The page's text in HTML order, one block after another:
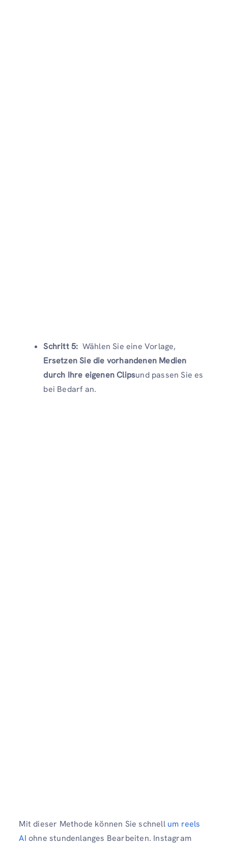
Schritt 5: Wählen Sie eine Vorlage,
Ersetzen Sie die vorhandenen Medien
durch Ihre eigenen Clipsund passen Sie es
bei Bedarf an.
Mit dieser Methode können Sie schnell um reels
AI ohne stundenlanges Bearbeiten. Instagram